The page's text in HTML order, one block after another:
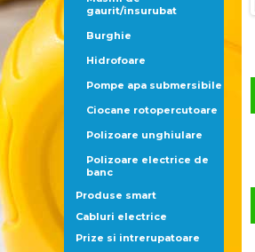
gaurit/insurubat
Burghie
Hidrofoare
Pompe apa submersibile
Ciocane rotopercutoare
Polizoare unghiulare
Polizoare electrice de
banc
Produse smart
Cabluri electrice
Prize si intrerupatoare